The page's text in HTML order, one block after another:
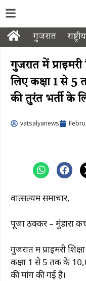
गुजरात राष्ट्रीय
गुजरात में
लिए कक्षा 1 से 5
की तुरंत भर्ती के
vatsalyanews
वात्सल्यम समाचार,
पूजा ठक्कर – मुंडारा
गुजरात में प्राइमरी
कक्षा 1 से 5 तक के
की मांग की गई है।